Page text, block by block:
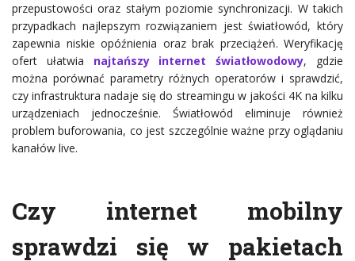
przepustowości oraz stałym poziomie synchronizacji. W takich
przypadkach najlepszym rozwiązaniem jest światłowód, który
zapewnia niskie opóźnienia oraz brak przeciążeń. Weryfikację
ofert ułatwia najtańszy internet światłowodowy, gdzie
można porównać parametry różnych operatorów i sprawdzić,
czy infrastruktura nadaje się do streamingu w jakości 4K na kilku
urządzeniach jednocześnie. Światłowód eliminuje również
problem buforowania, co jest szczególnie ważne przy oglądaniu
kanałów live.
Czy internet mobilny
sprawdzi się w pakietach